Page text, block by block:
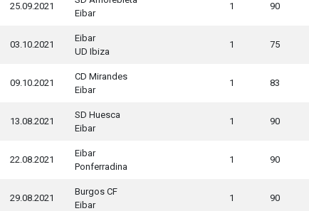
25.09.2021
Eibar
1 90
03.10.2021
Eibar
UD Ibiza
1 75
09.10.2021
CD Mirandes
Eibar
1 83
13.08.2021
SD Huesca
Eibar
1 90
22.08.2021
Eibar
Ponferradina
1 90
29.08.2021
Burgos CF
Eibar
1 90